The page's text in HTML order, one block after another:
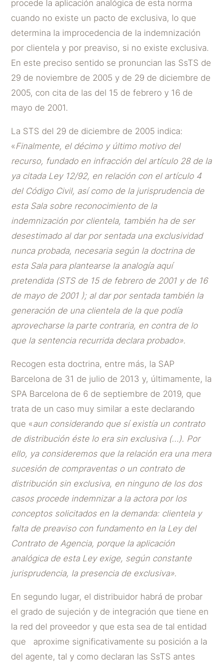
procede la aplicación analógica de esta norma
cuando no existe un pacto de exclusiva, lo que
determina la improcedencia de la indemnización
por clientela y por preaviso, si no existe exclusiva.
En este preciso sentido se pronuncian las SsTS de
29 de noviembre de 2005 y de 29 de diciembre de
2005, con cita de las del 15 de febrero y 16 de
mayo de 2001.
La STS del 29 de diciembre de 2005 indica:
«Finalmente, el décimo y último motivo del
recurso, fundado en infracción del artículo 28 de la
ya citada Ley 12/92, en relación con el artículo 4
del Código Civil, así como de la jurisprudencia de
esta Sala sobre reconocimiento de la
indemnización por clientela, también ha de ser
desestimado al dar por sentada una exclusividad
nunca probada, necesaria según la doctrina de
esta Sala para plantearse la analogía aquí
pretendida (STS de 15 de febrero de 2001 y de 16
de mayo de 2001 ); al dar por sentada también la
generación de una clientela de la que podía
aprovecharse la parte contraria, en contra de lo
que la sentencia recurrida declara probado».
Recogen esta doctrina, entre más, la SAP
Barcelona de 31 de julio de 2013 y, últimamente, la
SPA Barcelona de 6 de septiembre de 2019, que
trata de un caso muy similar a este declarando
que «aun considerando que sí existía un contrato
de distribución éste lo era sin exclusiva (…). Por
ello, ya consideremos que la relación era una mera
sucesión de compraventas o un contrato de
distribución sin exclusiva, en ninguno de los dos
casos procede indemnizar a la actora por los
conceptos solicitados en la demanda: clientela y
falta de preaviso con fundamento en la Ley del
Contrato de Agencia, porque la aplicación
analógica de esta Ley exige, según constante
jurisprudencia, la presencia de exclusiva».
En segundo lugar, el distribuidor habrá de probar
el grado de sujeción y de integración que tiene en
la red del proveedor y que esta sea de tal entidad
que aproxime significativamente su posición a la
del agente, tal y como declaran las SsTS antes